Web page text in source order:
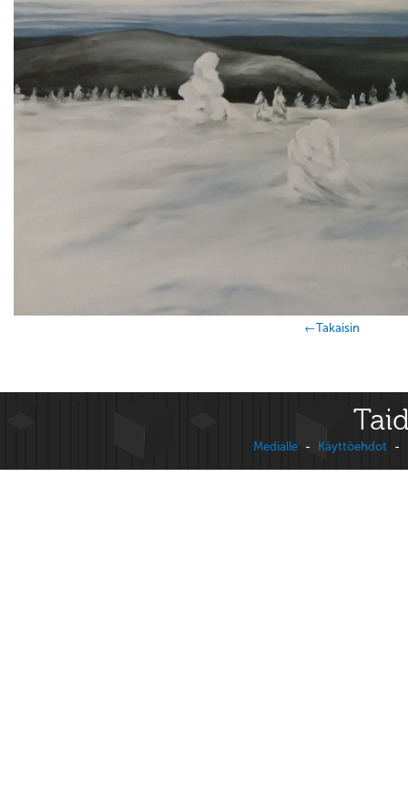
←Takaisin
Medialle - Käyttöehdot -